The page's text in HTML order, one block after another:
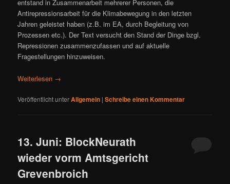
entstand in Zusammenarbeit mehrerer Personen, die
Antirepressionsarbeit für die Klimabewegung in den letzten
Jahren geleistet haben (z.B. im EA, durch Begleitung von
Prozessen etc.). Der Text versucht den Stand der Dinge bzgl.
Repressionen zusammenzufassen und auf aktuelle
Fragestellungen hinzuweisen.
Weiterlesen →
Veröffentlicht unterAllgemein |Schreibe einen Kommentar
13. Juni: BlockNeurath
wieder vorm Amtsgericht
Grevenbroich